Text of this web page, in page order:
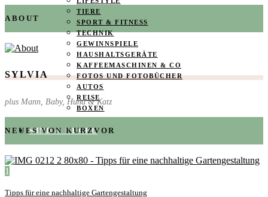
TIERE
SPORT & FITNESS
TECHNIK
GEWINNSPIELE
HAUSHALTSGERÄTE
KAFFEEMASCHINEN & CO
FOTOS UND FOTOBÜCHER
AUTOS
REISE
BOXEN
KIND & KEGEL
ABOUT
SYLVIA
plus Mann, Baby, Hund & Katz
NEUES VON KURZVOR
1
Tipps für eine nachhaltige Gartengestaltung